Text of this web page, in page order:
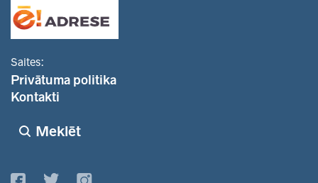
Saites:
Privātuma politika
Kontakti
Meklēt